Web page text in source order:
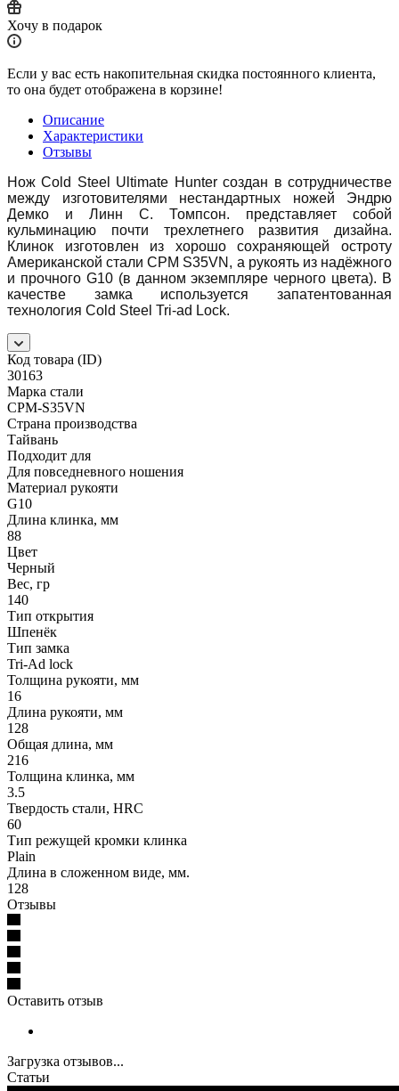
Хочу в подарок
Если у вас есть накопительная скидка постоянного клиента,
то она будет отображена в корзине!
Описание
Характеристики
Отзывы
Нож Cold Steel Ultimate Hunter создан в сотрудничестве
между изготовителями нестандартных ножей Эндрю
Демко и Линн С. Томпсон. представляет собой
кульминацию почти трехлетнего развития дизайна.
Клинок изготовлен из хорошо сохраняющей остроту
Американской стали CPM S35VN, а рукоять из надёжного
и прочного G10 (в данном экземпляре черного цвета). В
качестве замка используется запатентованная
технология Cold Steel Tri-ad Lock.
Код товара (ID)
30163
Марка стали
CPM-S35VN
Страна производства
Тайвань
Подходит для
Для повседневного ношения
Материал рукояти
G10
Длина клинка, мм
88
Цвет
Черный
Вес, гр
140
Тип открытия
Шпенёк
Тип замка
Tri-Ad lock
Толщина рукояти, мм
16
Длина рукояти, мм
128
Общая длина, мм
216
Толщина клинка, мм
3.5
Твердость стали, HRC
60
Тип режущей кромки клинка
Plain
Длина в сложенном виде, мм.
128
Отзывы
Оставить отзыв
Загрузка отзывов...
Статьи